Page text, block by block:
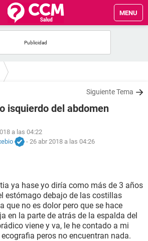
MENU
Siguiente Tema
isquierdo del abdomen
a las 04:22
- 26 abr 2018 a las 04:26
ya hase yo diría como más de 3 años
estómago debajo de las costillas
que no es dolor pero que se hace
en la parte de atrás de la espalda del
viene y va, le he contado a mi
peros no encuentran nada.